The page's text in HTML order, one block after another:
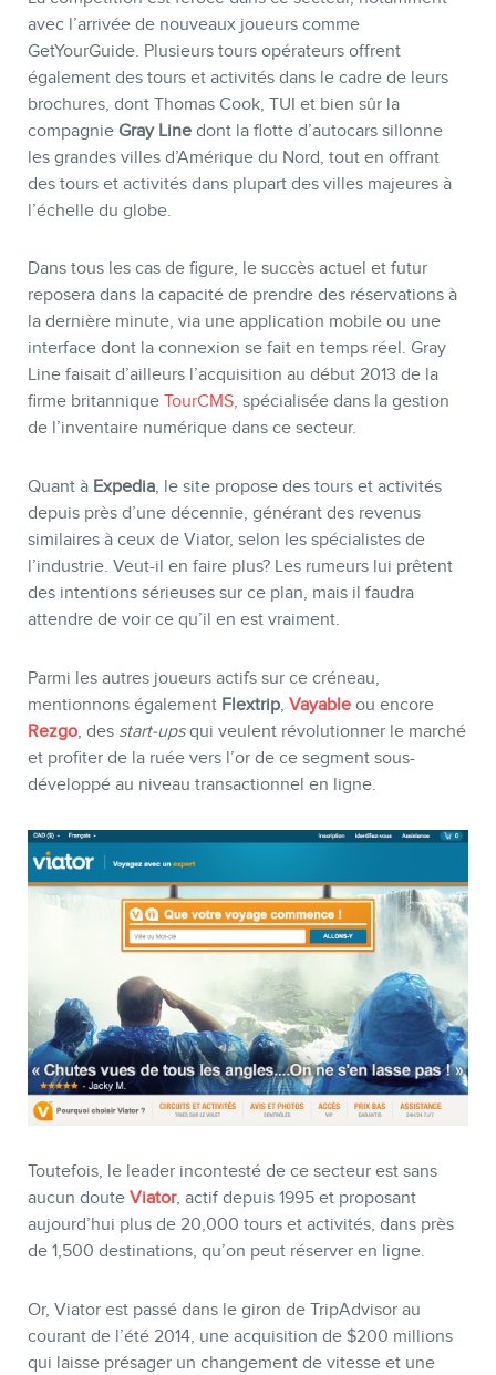
avec l’arrivée de nouveaux joueurs comme
GetYourGuide. Plusieurs tours opérateurs offrent
également des tours et activités dans le cadre de leurs
brochures, dont Thomas Cook, TUI et bien sûr la
compagnie Gray Line dont la flotte d’autocars sillonne
les grandes villes d’Amérique du Nord, tout en offrant
des tours et activités dans plupart des villes majeures à
l’échelle du globe.
Dans tous les cas de figure, le succès actuel et futur
reposera dans la capacité de prendre des réservations à
la dernière minute, via une application mobile ou une
interface dont la connexion se fait en temps réel. Gray
Line faisait d’ailleurs l’acquisition au début 2013 de la
firme britannique TourCMS, spécialisée dans la gestion
de l’inventaire numérique dans ce secteur.
Quant à Expedia, le site propose des tours et activités
depuis près d’une décennie, générant des revenus
similaires à ceux de Viator, selon les spécialistes de
l’industrie. Veut-il en faire plus? Les rumeurs lui prêtent
des intentions sérieuses sur ce plan, mais il faudra
attendre de voir ce qu’il en est vraiment.
Parmi les autres joueurs actifs sur ce créneau,
mentionnons également Flextrip, Vayable ou encore
Rezgo, des start-upsqui veulent révolutionner le marché
et profiter de la ruée vers l’or de ce segment sous-
développé au niveau transactionnel en ligne.
Toutefois, le leader incontesté de ce secteur est sans
aucun doute Viator, actif depuis 1995 et proposant
aujourd’hui plus de 20,000 tours et activités, dans près
de 1,500 destinations, qu’on peut réserver en ligne.
Or, Viator est passé dans le giron de TripAdvisor au
courant de l’été 2014, une acquisition de $200 millions
qui laisse présager un changement de vitesse et une